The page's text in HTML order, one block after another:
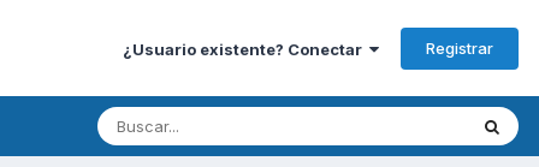
¿Usuario existente? Conectar Registrar